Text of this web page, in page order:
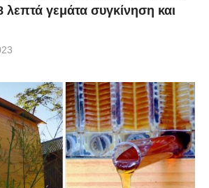
γεμάτα συγκίνηση και